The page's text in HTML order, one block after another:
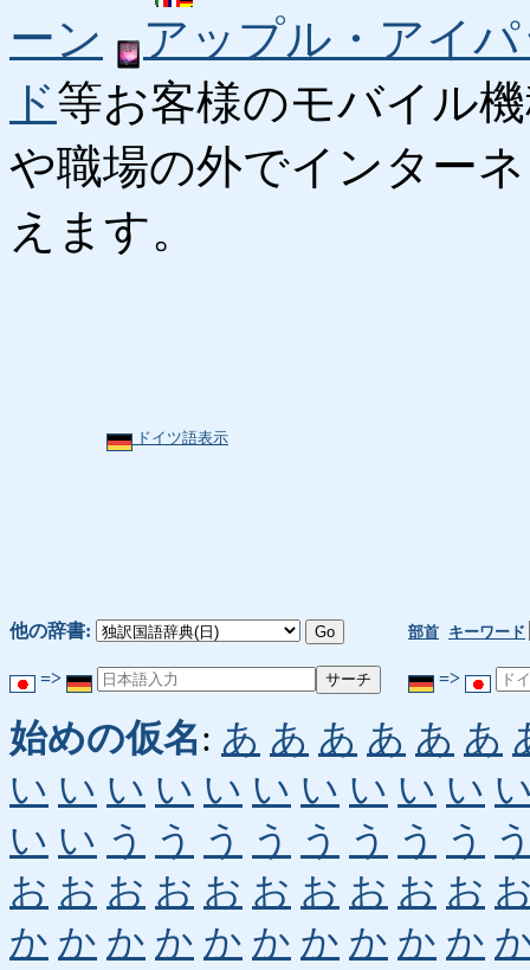
ーン
アップル・アイ
ド等お客様のモバイル
や職場の外でインター
えます。
ドイツ語表示
他の辞書: 部首 キーワード
=> =>
始めの仮名: あ あ あ あ あ あ
い い い い い い い い い い
い い う う う う う う う う
お お お お お お お お お お
か か か か か か か か か か